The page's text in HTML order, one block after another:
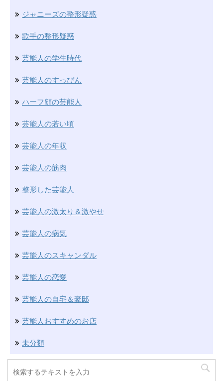
ジャニーズの整形疑惑
歌手の整形疑惑
芸能人の学生時代
芸能人のすっぴん
ハーフ顔の芸能人
芸能人の若い頃
芸能人の年収
芸能人の筋肉
整形した芸能人
芸能人の激太り＆激やせ
芸能人の病気
芸能人のスキャンダル
芸能人の恋愛
芸能人の自宅＆豪邸
芸能人おすすめのお店
未分類